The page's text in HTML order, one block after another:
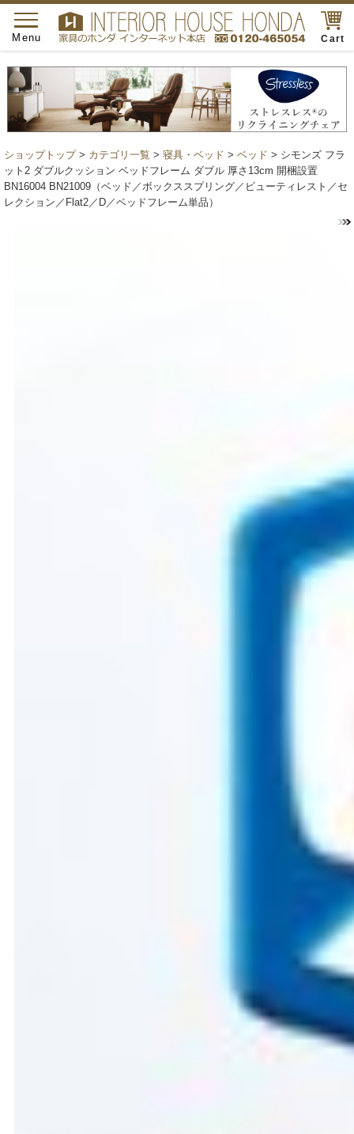
Cart
toggle
navigation
Menu
ショップトップ> カテゴリ一覧 > 寝具・ベッド > ベッド > シモンズ フラ
ット2 ダブルクッション ベッドフレーム ダブル 厚さ13cm 開梱設置
BN16004 BN21009（ベッド／ボックススプリング／ビューティレスト／セ
レクション／Flat2／D／ベッドフレーム単品）